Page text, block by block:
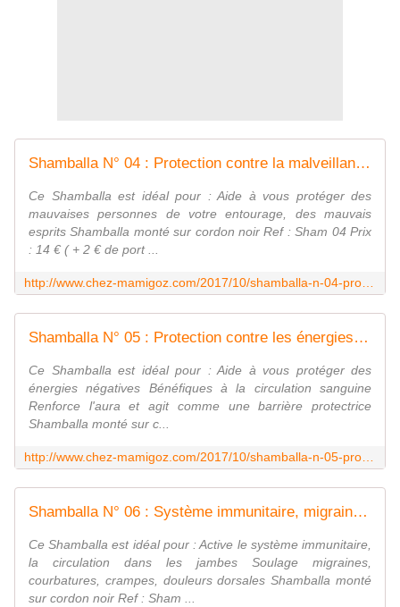
Shamballa N° 04 : Protection contre la malveillance - Chez Mamigoz
Ce Shamballa est idéal pour : Aide à vous protéger des
mauvaises personnes de votre entourage, des mauvais
esprits Shamballa monté sur cordon noir Ref : Sham 04 Prix
: 14 € ( + 2 € de port ...
Shamballa N° 05 : Protection contre les énergies négatives - Chez Mamigoz
Ce Shamballa est idéal pour : Aide à vous protéger des
énergies négatives Bénéfiques à la circulation sanguine
Renforce l'aura et agit comme une barrière protectrice
Shamballa monté sur c...
Shamballa N° 06 : Système immunitaire, migraines - Chez Mamigoz
Ce Shamballa est idéal pour : Active le système immunitaire,
la circulation dans les jambes Soulage migraines,
courbatures, crampes, douleurs dorsales Shamballa monté
sur cordon noir Ref : Sham ...